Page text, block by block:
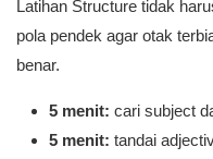
Latihan Structure tidak
pola pendek agar otak
benar.
5 menit: cari subject
5 menit: tandai